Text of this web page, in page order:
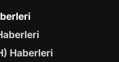
Haberleri